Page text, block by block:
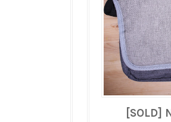
[SOLD]